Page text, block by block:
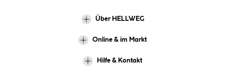
Über HELLWEG
Online & im Markt
Hilfe & Kontakt